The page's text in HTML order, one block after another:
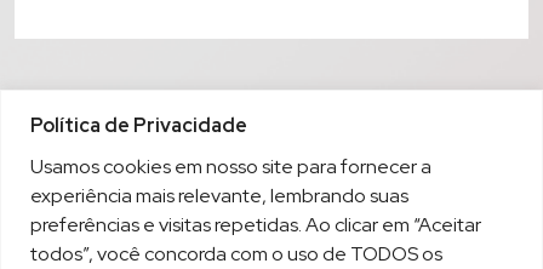
Política de Privacidade
Usamos cookies em nosso site para fornecer a
experiência mais relevante, lembrando suas
preferências e visitas repetidas. Ao clicar em “Aceitar
todos”, você concorda com o uso de TODOS os